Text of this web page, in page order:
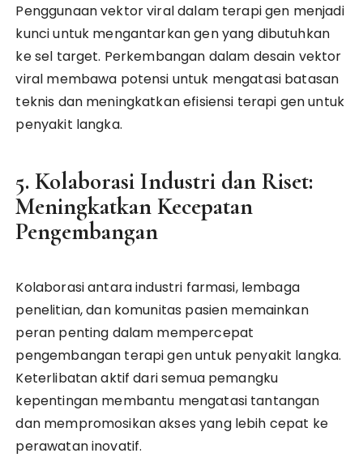
Penggunaan vektor viral dalam terapi gen menjadi
kunci untuk mengantarkan gen yang dibutuhkan
ke sel target. Perkembangan dalam desain vektor
viral membawa potensi untuk mengatasi batasan
teknis dan meningkatkan efisiensi terapi gen untuk
penyakit langka.
5. Kolaborasi Industri dan Riset:
Meningkatkan Kecepatan
Pengembangan
Kolaborasi antara industri farmasi, lembaga
penelitian, dan komunitas pasien memainkan
peran penting dalam mempercepat
pengembangan terapi gen untuk penyakit langka.
Keterlibatan aktif dari semua pemangku
kepentingan membantu mengatasi tantangan
dan mempromosikan akses yang lebih cepat ke
perawatan inovatif.